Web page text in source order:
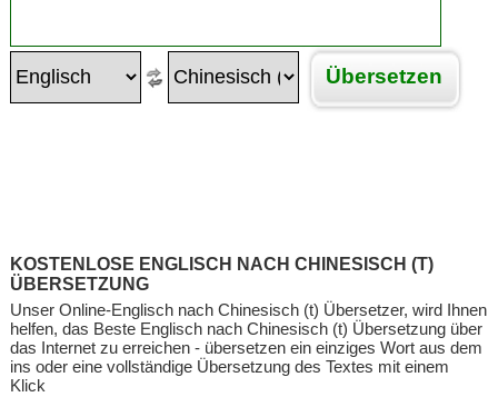
Übersetzen
KOSTENLOSE ENGLISCH NACH CHINESISCH (T)
ÜBERSETZUNG
Unser Online-Englisch nach Chinesisch (t) Übersetzer, wird Ihnen
helfen, das Beste Englisch nach Chinesisch (t) Übersetzung über
das Internet zu erreichen - übersetzen ein einziges Wort aus dem
ins oder eine vollständige Übersetzung des Textes mit einem
Klick